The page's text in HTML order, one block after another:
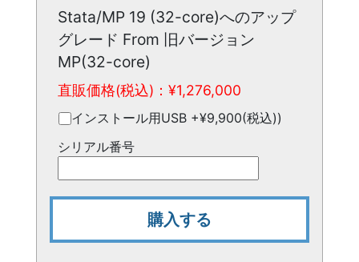
Stata/MP 19 (32-core)へのアップ
グレード From 旧バージョン
MP(32-core)
直販価格(税込)：¥1,276,000
インストール用USB +¥9,900(税込))
シリアル番号
購入する